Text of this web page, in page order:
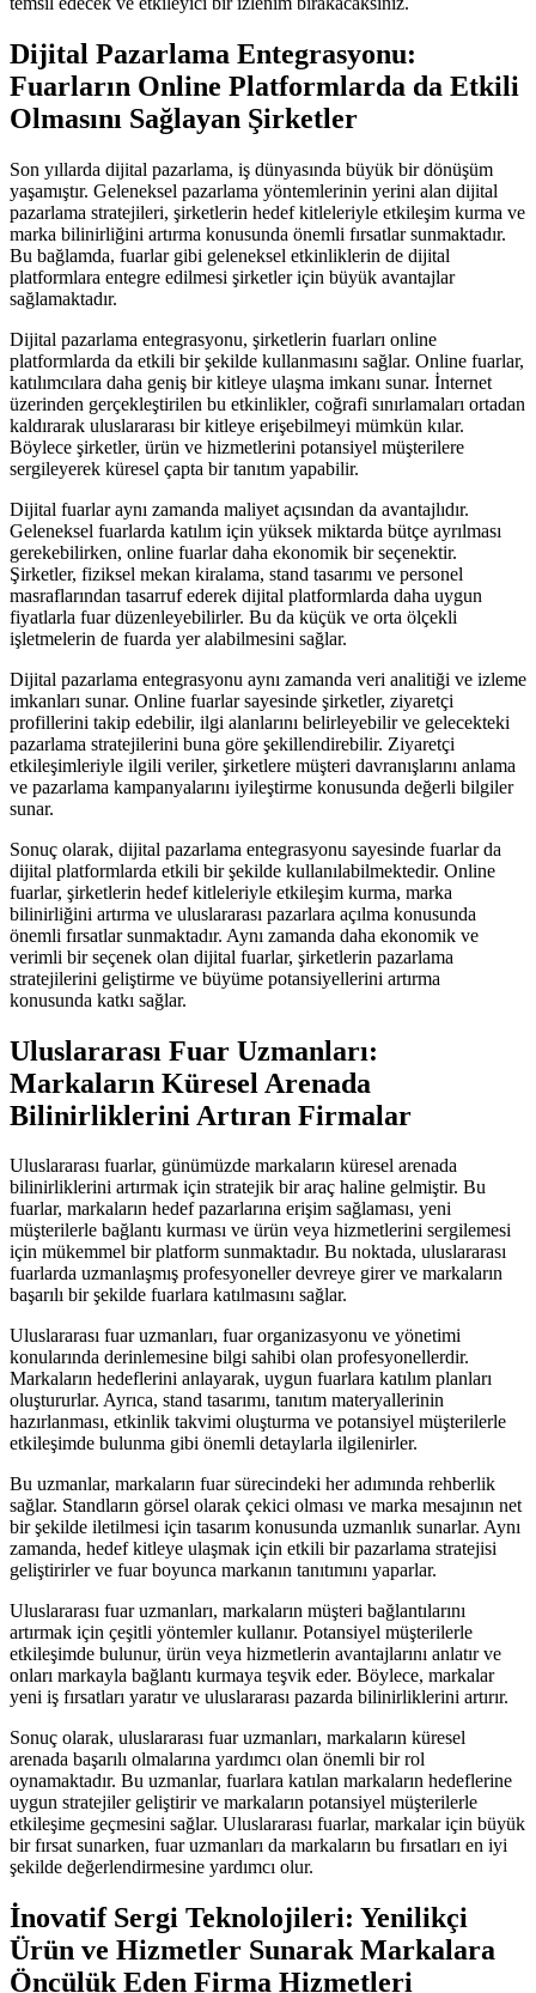
Dijital Pazarlama Entegrasyonu:
Fuarların Online Platformlarda da Etkili
Olmasını Sağlayan Şirketler
Son yıllarda dijital pazarlama, iş dünyasında büyük bir dönüşüm
yaşamıştır. Geleneksel pazarlama yöntemlerinin yerini alan dijital
pazarlama stratejileri, şirketlerin hedef kitleleriyle etkileşim kurma ve
marka bilinirliğini artırma konusunda önemli fırsatlar sunmaktadır.
Bu bağlamda, fuarlar gibi geleneksel etkinliklerin de dijital
platformlara entegre edilmesi şirketler için büyük avantajlar
sağlamaktadır.
Dijital pazarlama entegrasyonu, şirketlerin fuarları online
platformlarda da etkili bir şekilde kullanmasını sağlar. Online fuarlar,
katılımcılara daha geniş bir kitleye ulaşma imkanı sunar. İnternet
üzerinden gerçekleştirilen bu etkinlikler, coğrafi sınırlamaları ortadan
kaldırarak uluslararası bir kitleye erişebilmeyi mümkün kılar.
Böylece şirketler, ürün ve hizmetlerini potansiyel müşterilere
sergileyerek küresel çapta bir tanıtım yapabilir.
Dijital fuarlar aynı zamanda maliyet açısından da avantajlıdır.
Geleneksel fuarlarda katılım için yüksek miktarda bütçe ayrılması
gerekebilirken, online fuarlar daha ekonomik bir seçenektir.
Şirketler, fiziksel mekan kiralama, stand tasarımı ve personel
masraflarından tasarruf ederek dijital platformlarda daha uygun
fiyatlarla fuar düzenleyebilirler. Bu da küçük ve orta ölçekli
işletmelerin de fuarda yer alabilmesini sağlar.
Dijital pazarlama entegrasyonu aynı zamanda veri analitiği ve izleme
imkanları sunar. Online fuarlar sayesinde şirketler, ziyaretçi
profillerini takip edebilir, ilgi alanlarını belirleyebilir ve gelecekteki
pazarlama stratejilerini buna göre şekillendirebilir. Ziyaretçi
etkileşimleriyle ilgili veriler, şirketlere müşteri davranışlarını anlama
ve pazarlama kampanyalarını iyileştirme konusunda değerli bilgiler
sunar.
Sonuç olarak, dijital pazarlama entegrasyonu sayesinde fuarlar da
dijital platformlarda etkili bir şekilde kullanılabilmektedir. Online
fuarlar, şirketlerin hedef kitleleriyle etkileşim kurma, marka
bilinirliğini artırma ve uluslararası pazarlara açılma konusunda
önemli fırsatlar sunmaktadır. Aynı zamanda daha ekonomik ve
verimli bir seçenek olan dijital fuarlar, şirketlerin pazarlama
stratejilerini geliştirme ve büyüme potansiyellerini artırma
konusunda katkı sağlar.
Uluslararası Fuar Uzmanları:
Markaların Küresel Arenada
Bilinirliklerini Artıran Firmalar
Uluslararası fuarlar, günümüzde markaların küresel arenada
bilinirliklerini artırmak için stratejik bir araç haline gelmiştir. Bu
fuarlar, markaların hedef pazarlarına erişim sağlaması, yeni
müşterilerle bağlantı kurması ve ürün veya hizmetlerini sergilemesi
için mükemmel bir platform sunmaktadır. Bu noktada, uluslararası
fuarlarda uzmanlaşmış profesyoneller devreye girer ve markaların
başarılı bir şekilde fuarlara katılmasını sağlar.
Uluslararası fuar uzmanları, fuar organizasyonu ve yönetimi
konularında derinlemesine bilgi sahibi olan profesyonellerdir.
Markaların hedeflerini anlayarak, uygun fuarlara katılım planları
oluştururlar. Ayrıca, stand tasarımı, tanıtım materyallerinin
hazırlanması, etkinlik takvimi oluşturma ve potansiyel müşterilerle
etkileşimde bulunma gibi önemli detaylarla ilgilenirler.
Bu uzmanlar, markaların fuar sürecindeki her adımında rehberlik
sağlar. Standların görsel olarak çekici olması ve marka mesajının net
bir şekilde iletilmesi için tasarım konusunda uzmanlık sunarlar. Aynı
zamanda, hedef kitleye ulaşmak için etkili bir pazarlama stratejisi
geliştirirler ve fuar boyunca markanın tanıtımını yaparlar.
Uluslararası fuar uzmanları, markaların müşteri bağlantılarını
artırmak için çeşitli yöntemler kullanır. Potansiyel müşterilerle
etkileşimde bulunur, ürün veya hizmetlerin avantajlarını anlatır ve
onları markayla bağlantı kurmaya teşvik eder. Böylece, markalar
yeni iş fırsatları yaratır ve uluslararası pazarda bilinirliklerini artırır.
Sonuç olarak, uluslararası fuar uzmanları, markaların küresel
arenada başarılı olmalarına yardımcı olan önemli bir rol
oynamaktadır. Bu uzmanlar, fuarlara katılan markaların hedeflerine
uygun stratejiler geliştirir ve markaların potansiyel müşterilerle
etkileşime geçmesini sağlar. Uluslararası fuarlar, markalar için büyük
bir fırsat sunarken, fuar uzmanları da markaların bu fırsatları en iyi
şekilde değerlendirmesine yardımcı olur.
İnovatif Sergi Teknolojileri: Yenilikçi
Ürün ve Hizmetler Sunarak Markalara
Öncülük Eden Firma Hizmetleri